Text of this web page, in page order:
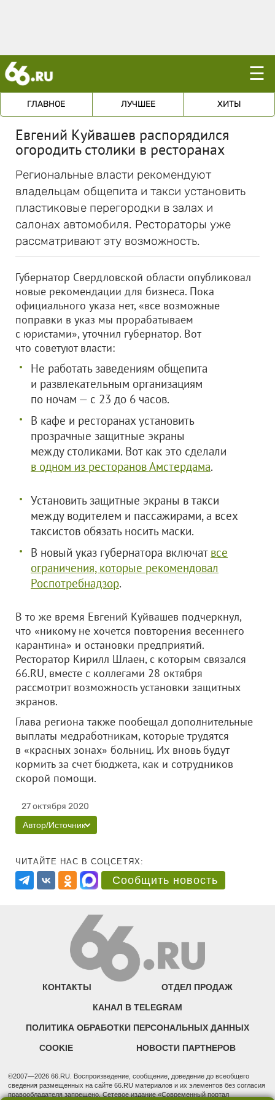
☰
ГЛАВНОЕ ЛУЧШЕЕ ХИТЫ
Евгений Куйвашев распорядился
огородить столики в ресторанах
Региональные власти рекомендуют
владельцам общепита и такси установить
пластиковые перегородки в залах и
салонах автомобиля. Рестораторы уже
рассматривают эту возможность.
Губернатор Свердловской области опубликовал
новые рекомендации для бизнеса. Пока
официального указа нет, «все возможные
поправки в указ мы прорабатываем
с юристами», уточнил губернатор. Вот
что советуют власти:
Не работать заведениям общепита
и развлекательным организациям
по ночам — с 23 до 6 часов.
В кафе и ресторанах установить
прозрачные защитные экраны
между столиками. Вот как это сделали
в одном из ресторанов Амстердама.
Установить защитные экраны в такси
между водителем и пассажирами, а всех
таксистов обязать носить маски.
В новый указ губернатора включат все
ограничения, которые рекомендовал
Роспотребнадзор.
В то же время Евгений Куйвашев подчеркнул,
что «никому не хочется повторения весеннего
карантина» и остановки предприятий.
Ресторатор Кирилл Шлаен, с которым связался
66.RU, вместе с коллегами 28 октября
рассмотрит возможность установки защитных
экранов.
Глава региона также пообещал дополнительные
выплаты медработникам, которые трудятся
в «красных зонах» больниц. Их вновь будут
кормить за счет бюджета, как и сотрудников
скорой помощи.
27 октября 2020
Автор/Источник
ЧИТАЙТЕ НАС В СОЦСЕТЯХ:
Сообщить новость
КОНТАКТЫ ОТДЕЛ ПРОДАЖ
КАНАЛ В TELEGRAM
ПОЛИТИКА ОБРАБОТКИ ПЕРСОНАЛЬНЫХ ДАННЫХ
COOKIE НОВОСТИ ПАРТНЕРОВ
©2007—2026 66.RU. Воспроизведение, сообщение, доведение до всеобщего
сведения размещенных на сайте 66.RU материалов и их элементов без согласия
правообладателя запрещено. Сетевое издание «Современный портал